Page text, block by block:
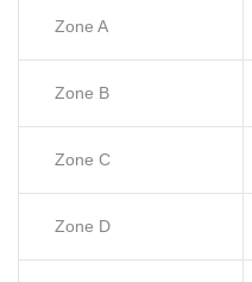
Zone A
Zone B
Zone C
Zone D